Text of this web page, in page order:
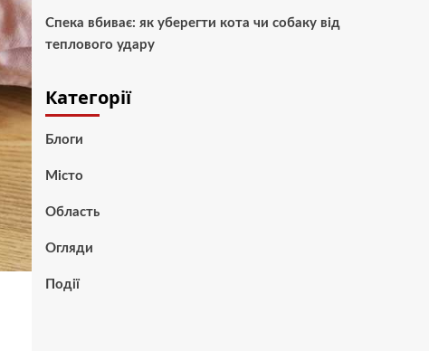
Спека вбиває: як уберегти кота чи собаку від
теплового удару
Категорії
Блоги
Місто
Область
Огляди
Події